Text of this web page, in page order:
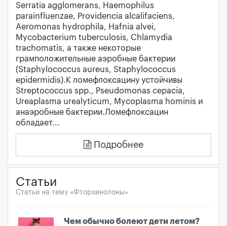
Serratia agglomerans, Haemophilus
parainfluenzae, Providencia alcalifaciens,
Aeromonas hydrophila, Hafnia alvei,
Mycobacterium tuberculosis, Chlamydia
trachomatis, а также некоторые
грамположительные аэробные бактерии
(Staphylococcus aureus, Staphylococcus
epidermidis).К ломефлоксацину устойчивы
Streptococcus spp., Pseudomonas cepacia,
Ureaplasma urealyticum, Mycoplasma hominis и
анаэробные бактерии.Ломефлоксацин
обладает...
Подробнее
Статьи
Статьи на тему «Фторхинолоны»
Чем обычно болеют дети летом?